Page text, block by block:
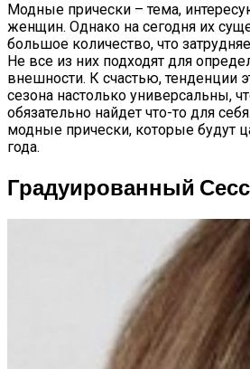
Модные прически – тема,
женщин. Однако на сегодня их
большое количество, что
Не все из них подходят для
внешности. К счастью, тенденции
сезона настолько универсальны,
обязательно найдет что-то для
модные прически, которые будут
года.
Градуированный